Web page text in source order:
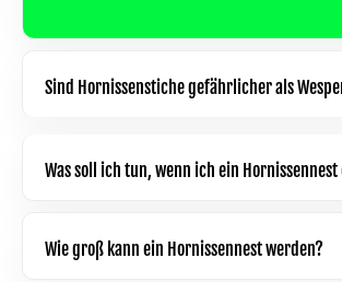
Sind Hornissenstiche gefährlicher als
Was soll ich tun, wenn ich ein
Wie groß kann ein Hornissennest werden?